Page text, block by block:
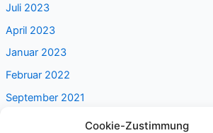
Cookie-Zustimmung
Juli 2023
April 2023
Januar 2023
Februar 2022
September 2021